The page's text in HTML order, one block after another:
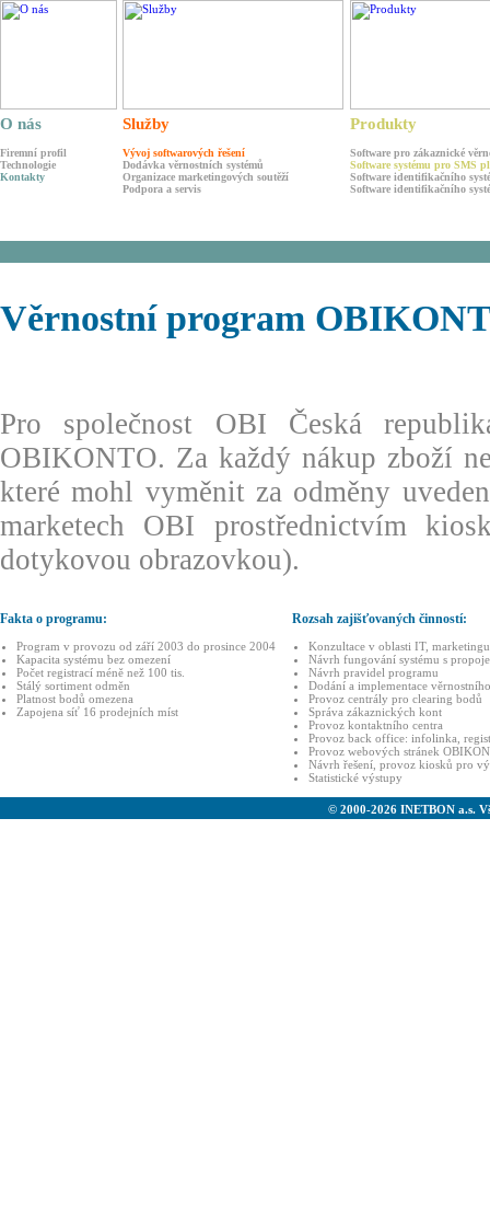
O nás
Firemní profil
Technologie
Kontakty
Služby
Vývoj softwarových řešení
Dodávka věrnostních systémů
Organizace marketingových soutěží
Podpora a servis
Produkty
Software pro zákaznické
Software systému pro SMS
Software identifikačního
Software identifikačního
Věrnostní program
Pro společnost OBI Česká
OBIKONTO. Za každý nákup zboží
které mohl vyměnit za odměny
marketech OBI prostřednictvím
dotykovou obrazovkou).
Fakta o programu:
Program v provozu od září 2003 do prosince 2004
Kapacita systému bez omezení
Počet registrací méně než 100 tis.
Stálý sortiment odměn
Platnost bodů omezena
Zapojena síť 16 prodejních míst
Rozsah zajišťovaných činností:
Konzultace v oblasti IT, marketingu
Návrh fungování systému s
Návrh pravidel programu
Dodání a implementace
Provoz centrály pro clearing bodů
Správa zákaznických kont
Provoz kontaktního centra
Provoz back office: infolinka,
Provoz webových stránek
Návrh řešení, provoz kiosků pro
Statistické výstupy
© 2000-2026 INETBON a.s.